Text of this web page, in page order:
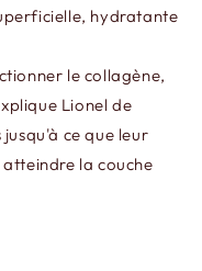
hydratante
le collagène,
Lionel de
ce que leur
la couche